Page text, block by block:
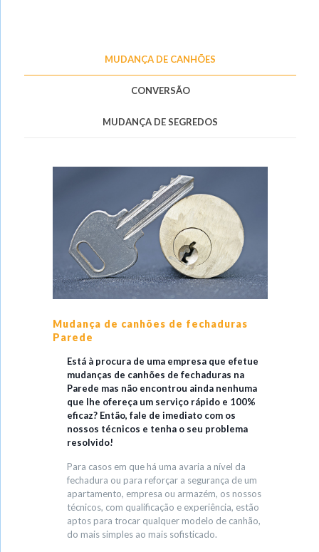
MUDANÇA DE CANHÕES
CONVERSÃO
MUDANÇA DE SEGREDOS
Mudança de canhões de fechaduras
Parede
Está à procura de uma empresa que efetue
mudanças de canhões de fechaduras na
Parede mas não encontrou ainda nenhuma
que lhe ofereça um serviço rápido e 100%
eficaz? Então, fale de imediato com os
nossos técnicos e tenha o seu problema
resolvido!
Para casos em que há uma avaria a nível da
fechadura ou para reforçar a segurança de um
apartamento, empresa ou armazém, os nossos
técnicos, com qualificação e experiência, estão
aptos para trocar qualquer modelo de canhão,
do mais simples ao mais sofisticado.